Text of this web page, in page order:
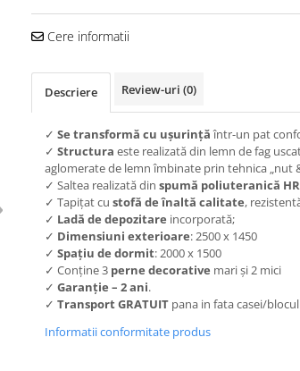
Cere informatii
Descriere Review-uri (0)
✓ Se transformă cu ușurințăîntr-un pat
✓ Structura este realizată din lemn de fag
aglomerate de lemn îmbinate prin tehnica „nut
✓ Saltea realizată din spumă poliuteranică HR
✓ Tapițat cu stofă de înaltă calitate,
✓ Ladă de depozitare incorporată;
✓ Dimensiuni exterioare: 2500 x 1450
✓ Spațiu de dormit: 2000 x 1500
✓ Conține 3 perne decorative mari și 2 mici
✓ Garanție – 2 ani.
✓ Transport GRATUIT pana in fata casei/
Informatii conformitate produs